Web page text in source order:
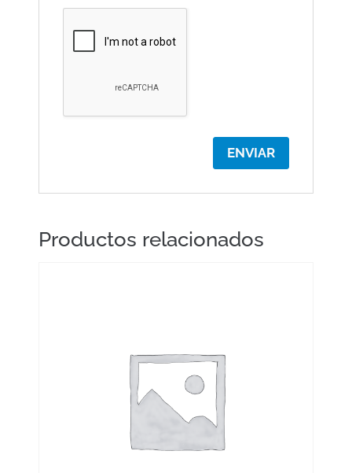
Productos relacionados